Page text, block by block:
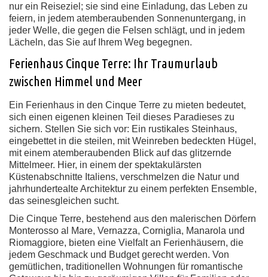
nur ein Reiseziel; sie sind eine Einladung, das Leben zu
feiern, in jedem atemberaubenden Sonnenuntergang, in
jeder Welle, die gegen die Felsen schlägt, und in jedem
Lächeln, das Sie auf Ihrem Weg begegnen.
Ferienhaus Cinque Terre: Ihr Traumurlaub
zwischen Himmel und Meer
Ein Ferienhaus in den Cinque Terre zu mieten bedeutet,
sich einen eigenen kleinen Teil dieses Paradieses zu
sichern. Stellen Sie sich vor: Ein rustikales Steinhaus,
eingebettet in die steilen, mit Weinreben bedeckten Hügel,
mit einem atemberaubenden Blick auf das glitzernde
Mittelmeer. Hier, in einem der spektakulärsten
Küstenabschnitte Italiens, verschmelzen die Natur und
jahrhundertealte Architektur zu einem perfekten Ensemble,
das seinesgleichen sucht.
Die Cinque Terre, bestehend aus den malerischen Dörfern
Monterosso al Mare, Vernazza, Corniglia, Manarola und
Riomaggiore, bieten eine Vielfalt an Ferienhäusern, die
jedem Geschmack und Budget gerecht werden. Von
gemütlichen, traditionellen Wohnungen für romantische